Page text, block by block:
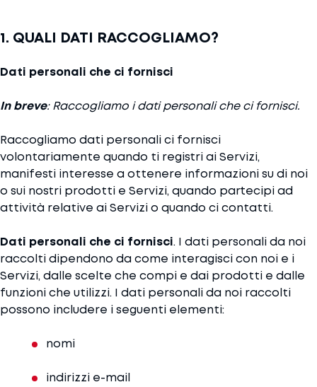
1. QUALI DATI RACCOGLIAMO?
Dati personali che ci fornisci
In breve: Raccogliamo i dati personali che ci fornisci.
Raccogliamo dati personali ci fornisci
volontariamente quando ti registri ai Servizi,
manifesti interesse a ottenere informazioni su di noi
o sui nostri prodotti e Servizi, quando partecipi ad
attività relative ai Servizi o quando ci contatti.
Dati personali che ci fornisci. I dati personali da noi
raccolti dipendono da come interagisci con noi e i
Servizi, dalle scelte che compi e dai prodotti e dalle
funzioni che utilizzi. I dati personali da noi raccolti
possono includere i seguenti elementi:
nomi
indirizzi e-mail